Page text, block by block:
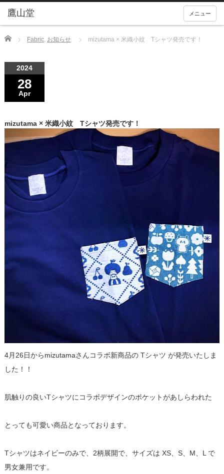
メニュー
Home Fabric, お知らせ mizutama × 米織小紋 Tシャツ発売です！
2024
28
Apr
mizutama × 米織小紋 Tシャツ発売です！
4月26日からmizutamaさんコラボ新商品の Tシャツ が発売いたしま
した！！
肌触りの良いTシャツにコラボデザインのポケットがあしらわれた
とっても可愛い商品となっております。
Tシャツはネイビーのみで、2柄展開で、サイズは XS、S、M、L で
男女兼用です。